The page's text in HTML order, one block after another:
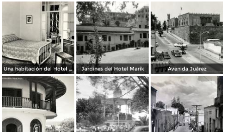
Una habitación del Hotel Chula Vista Jardines del Hotel Marik Avenida Juárez